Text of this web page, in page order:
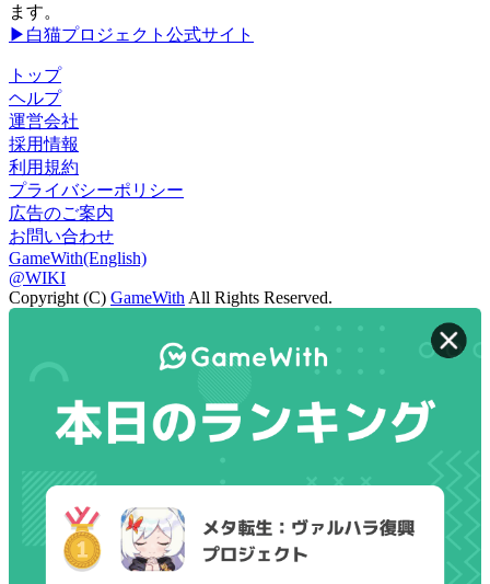
ます。
▶白猫プロジェクト公式サイト
トップ
ヘルプ
運営会社
採用情報
利用規約
プライバシーポリシー
広告のご案内
お問い合わせ
GameWith(English)
@WIKI
Copyright (C) GameWith All Rights Reserved.